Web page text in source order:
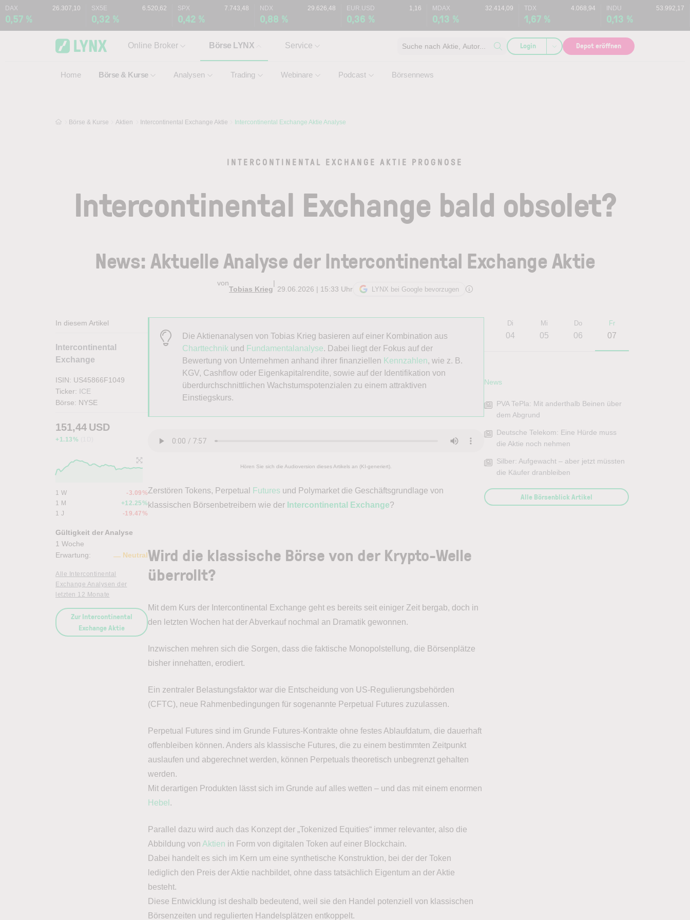
Skip to main content
Skip to search
DAX 26.307,10
0,57 %
SX5E 6.520,62
0,32 %
SPX 7.743,48
0,42 %
NDX 29.626,48
0,88 %
EUR.USD 1,16
0,36 %
MDAX 32.414,09
0,13 %
TDX 4.068,94
1,67 %
INDU 53.992,17
0,13 %
Online Broker Börse LYNX
Home Börse & Kurse Analysen Trading Webinare Podcast Börsennews
Service Suche nach Aktie, Autor... Login Depot eröffnen
Börse & Kurse Aktien Intercontinental Exchange Aktie Intercontinental Exchange Aktie Analyse
INTERCONTINENTAL EXCHANGE AKTIE PROGNOSE
Intercontinental Exchange bald obsolet?
News: Aktuelle Analyse der Intercontinental Exchange Aktie
von
Tobias Krieg
|
29.06.2026 | 15:33 Uhr LYNX bei Google bevorzugen
In diesem Artikel
Intercontinental
Exchange
ISIN: US45866F1049
Ticker: ICE
Börse: NYSE
151,44 USD
+1.13%
1 W
-3.09%
1 M
+12.25%
1 J
-19.47%
Gültigkeit der Analyse
1 Woche
Erwartung:
Neutral
Alle Intercontinental
Exchange Analysen der
letzten 12 Monate
Zur Intercontinental
Exchange Aktie
Die Aktienanalysen vonTobias Krieg basieren auf einer Kombination aus
Charttechnik und Fundamentalanalyse. Dabei liegt der Fokus auf der
Bewertung von Unternehmen anhand ihrer finanziellen Kennzahlen, wie z. B.
KGV, Cashflow oder Eigenkapitalrendite, sowie auf der Identifikation von
überdurchschnittlichen Wachstumspotenzialen zu einem attraktiven
Einstiegskurs.
Hören Sie sich die Audioversion dieses Artikels an (KI-generiert).
Zerstören Tokens, Perpetual Futures und Polymarket die Geschäftsgrundlage von
klassischen Börsenbetreibern wie der Intercontinental Exchange?
Wird die klassische Börse von der Krypto-Welle
überrollt?
Mit dem Kurs der Intercontinental Exchange geht es bereits seit einiger Zeit bergab, doch in
den letzten Wochen hat der Abverkauf nochmal an Dramatik gewonnen.
Inzwischen mehren sich die Sorgen, dass die faktische Monopolstellung, die Börsenplätze
bisher innehatten, erodiert.
Ein zentraler Belastungsfaktor war die Entscheidung von US-Regulierungsbehörden
(CFTC), neue Rahmenbedingungen für sogenannte Perpetual Futures zuzulassen.
Perpetual Futures sind im Grunde Futures-Kontrakte ohne festes Ablaufdatum, die dauerhaft
offenbleiben können. Anders als klassische Futures, die zu einem bestimmten Zeitpunkt
auslaufen und abgerechnet werden, können Perpetuals theoretisch unbegrenzt gehalten
werden.
Mit derartigen Produkten lässt sich im Grunde auf alles wetten – und das mit einem enormen
Hebel .
Parallel dazu wird auch das Konzept der „Tokenized Equities“ immer relevanter, also die
Abbildung vonAktien in Form von digitalen Token auf einer Blockchain.
Dabei handelt es sich im Kern um eine synthetische Konstruktion, bei der der Token
lediglich den Preis der Aktie nachbildet, ohne dass tatsächlich Eigentum an der Aktie
besteht.
Diese Entwicklung ist deshalb bedeutend, weil sie den Handel potenziell von klassischen
Börsenzeiten und regulierten Handelsplätzen entkoppelt.
Di
04
Mi
05
Do
06
Fr
07
News
PVA TePla: Mit anderthalb Beinen über
dem Abgrund
Deutsche Telekom: Eine Hürde muss
die Aktie noch nehmen
Silber: Aufgewacht – aber jetzt müssten
die Käufer dranbleiben
Alle Börsenblick Artikel